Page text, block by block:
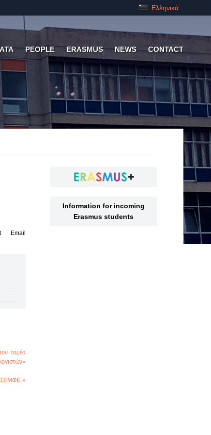
Ελληνικά
PEOPLE ERASMUS NEWS CONTACT
Email
τομέα
ΣΕΜΦΕ »
Information for incoming
Erasmus students